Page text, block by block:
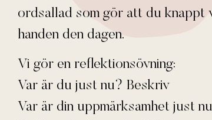
ordsallad som gör att du knappt
handen den dagen.
Vi gör en reflektionsövning:
Var är du just nu? Beskriv
Var är din uppmärksamhet just